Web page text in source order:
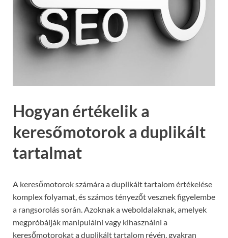
Hogyan értékelik a
keresőmotorok a duplikált
tartalmat
A keresőmotorok számára a duplikált tartalom értékelése
komplex folyamat, és számos tényezőt vesznek figyelembe
a rangsorolás során. Azoknak a weboldalaknak, amelyek
megpróbálják manipulálni vagy kihasználni a
keresőmotorokat a duplikált tartalom révén, gyakran